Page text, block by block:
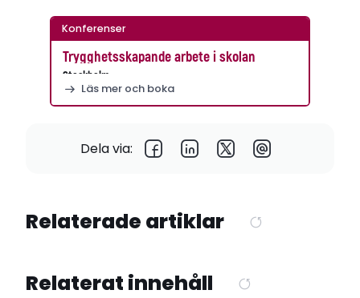
Konferenser
Trygghetsskapande arbete i skolan
Stockholm
Läs mer och boka
Dela via:
Relaterade artiklar
Relaterat innehåll